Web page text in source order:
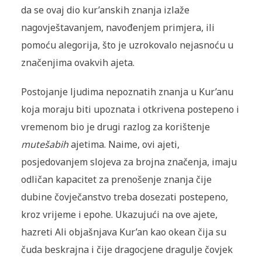
da se ovaj dio kur’anskih znanja izlaže
nagovještavanjem, navođenjem primjera, ili
pomoću alegorija, što je uzrokovalo nejasnoću u
značenjima ovakvih ajeta.
Postojanje ljudima nepoznatih znanja u Kur’anu
koja moraju biti upoznata i otkrivena postepeno i
vremenom bio je drugi razlog za korištenje
mutešabihajetima. Naime, ovi ajeti,
posjedovanjem slojeva za brojna značenja, imaju
odličan kapacitet za prenošenje znanja čije
dubine čovječanstvo treba dosezati postepeno,
kroz vrijeme i epohe. Ukazujući na ove ajete,
hazreti Ali objašnjava Kur’an kao okean čija su
čuda beskrajna i čije dragocjene dragulje čovjek